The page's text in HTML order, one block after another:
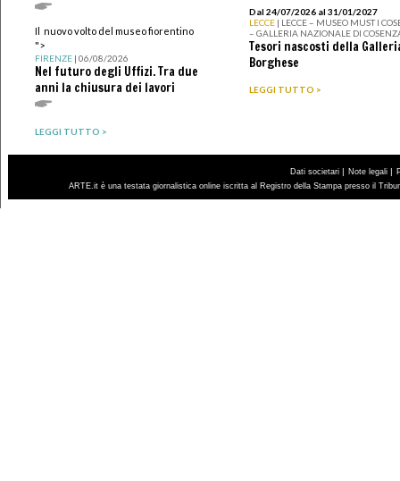
Il nuovo volto del museo fiorentino
">
FIRENZE| 06/08/2026
Nel futuro degli Uffizi. Tra due
anni la chiusura dei lavori
LEGGI TUTTO >
Dal 24/07/2026 al 31/01/2027
LECCE | LECCE – MUSEO MUST I
– GALLERIA NAZIONALE DI
Tesori nascosti della
Borghese
LEGGI TUTTO >
Dati societari | Note legali |
ARTE.it è una testata giornalistica online iscritta al Registro della Stampa presso il